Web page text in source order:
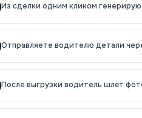
Из сделки одним кликом
Отправляете водителю детали
После выгрузки водитель шлёт